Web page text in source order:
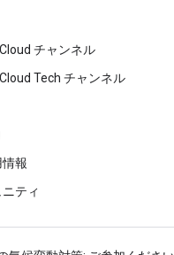
チャンネル
Tech チャンネル
報
ティ